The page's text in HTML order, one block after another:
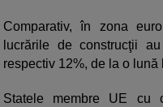
Comparativ, în zona
lucrările de construcţii
respectiv 12%, de la o lună
Statele membre UE cu